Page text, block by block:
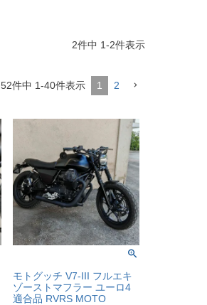
2件中 1-2件表示
52件中 1-40件表示 1 2
モトグッチ V7-III フルエキ
ゾーストマフラー ユーロ4
適合品 RVRS MOTO